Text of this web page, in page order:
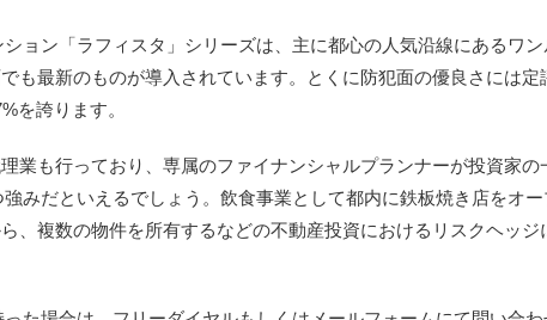
ョン「ラフィスタ」シリーズは、主に都心の人気沿線にあるワ
も最新のものが導入されています。とくに防犯面の優良さには
を誇ります。
業も行っており、専属のファイナンシャルプランナーが投資家の
みだといえるでしょう。飲食事業として都内に鉄板焼き店をオー
、複数の物件を所有するなどの不動産投資におけるリスクヘッ